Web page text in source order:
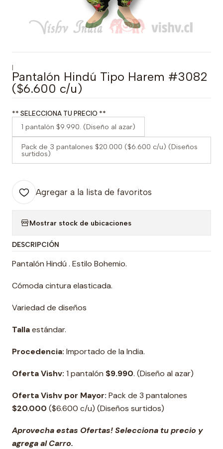
|
Pantalón Hindú Tipo Harem #3082
($6.600 c/u)
** SELECCIONA TU PRECIO **
1 pantalón $9.990. (Diseño al azar)
Pack de 3 pantalones $20.000 ($6.600 c/u) (Diseños
surtidos)
Agregar a la lista de favoritos
Mostrar stock de ubicaciones
DESCRIPCIÓN
Pantalón Hindú . Estilo Bohemio.
Cómoda cintura elasticada.
Variedad de diseños
Tallaestándar.
Procedencia: Importado de la India.
Oferta Vishv: 1 pantalón $9.990. (Diseño al azar)
Oferta Vishv por Mayor: Pack de 3 pantalones
$20.000 ($6.600 c/u) (Diseños surtidos)
Aprovecha estas Ofertas! Selecciona tu precio y
agrega al Carro.